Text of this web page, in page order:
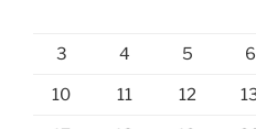
3 4 5 6
10 11 12